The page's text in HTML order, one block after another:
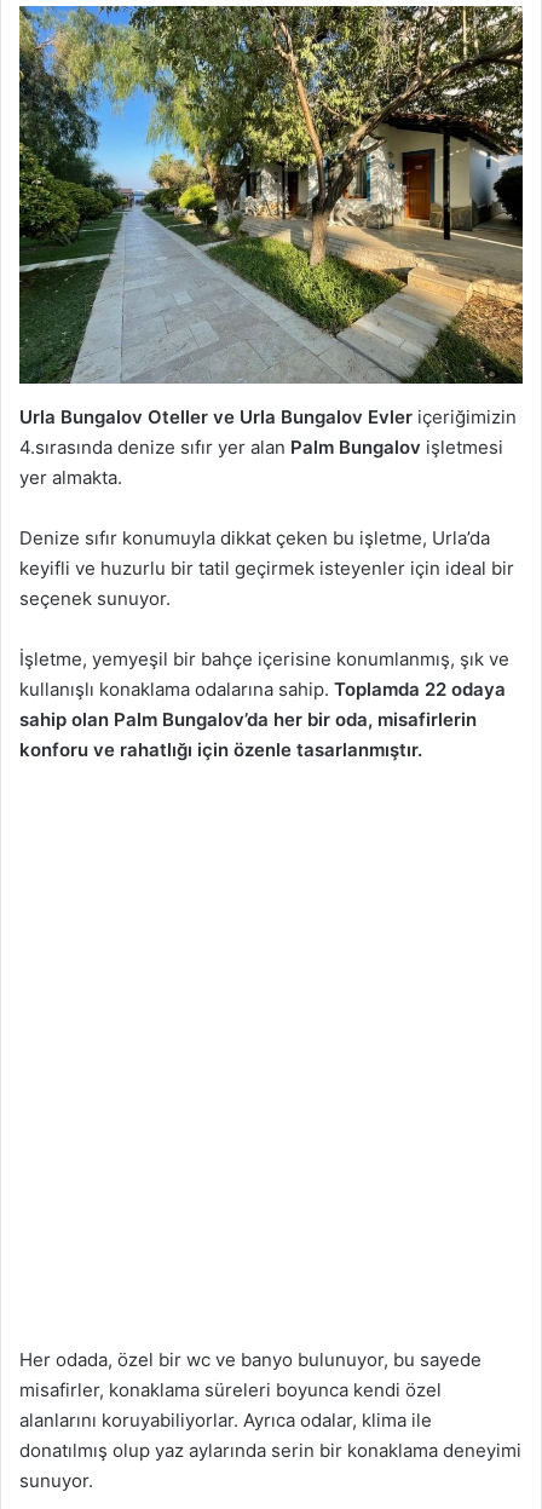
Urla Bungalov Oteller ve Urla Bungalov Evler içeriğimizin
4.sırasında denize sıfır yer alan Palm Bungalov işletmesi
yer almakta.
Denize sıfır konumuyla dikkat çeken bu işletme, Urla’da
keyifli ve huzurlu bir tatil geçirmek isteyenler için ideal bir
seçenek sunuyor.
İşletme, yemyeşil bir bahçe içerisine konumlanmış, şık ve
kullanışlı konaklama odalarına sahip. Toplamda 22 odaya
sahip olan Palm Bungalov’da her bir oda, misafirlerin
konforu ve rahatlığı için özenle tasarlanmıştır.
Her odada, özel bir wc ve banyo bulunuyor, bu sayede
misafirler, konaklama süreleri boyunca kendi özel
alanlarını koruyabiliyorlar. Ayrıca odalar, klima ile
donatılmış olup yaz aylarında serin bir konaklama deneyimi
sunuyor.